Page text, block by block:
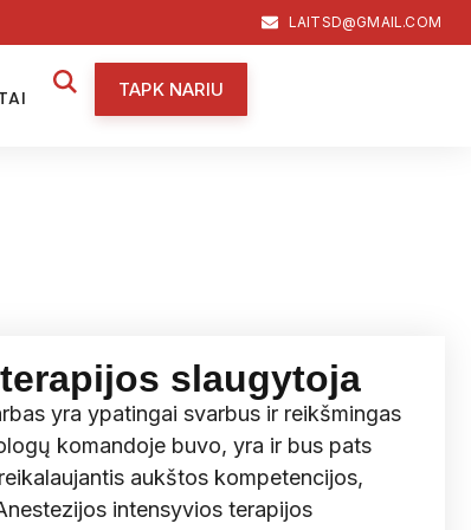
LAITSD@GMAIL.COM
TAPK NARIU
slaugytoja
yra ypatingai svarbus ir reikšmingas
komandoje buvo, yra ir bus pats
aukštos kompetencijos,
intensyvios terapijos